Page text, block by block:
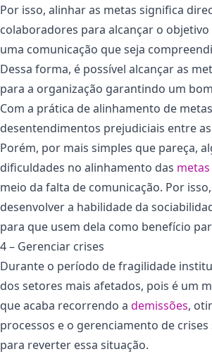
Por isso, alinhar as metas significa
colaboradores para alcançar o
uma comunicação que seja
Dessa forma, é possível alcançar as
para a organização garantindo um
Com a prática de alinhamento de
desentendimentos prejudiciais entre
Porém, por mais simples que pareça,
dificuldades no alinhamento das metas
meio da falta de comunicação. Por
desenvolver a habilidade da
para que usem dela como benefício
4 – Gerenciar crises
Durante o período de fragilidade
dos setores mais afetados, pois é um
que acaba recorrendo a demissões,
processos e o gerenciamento de
para reverter essa situação.